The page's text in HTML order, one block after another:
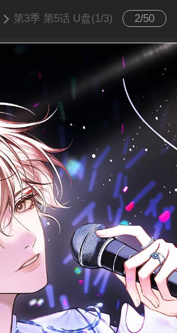
第3季 第5话 U盘(1/3) 2/50